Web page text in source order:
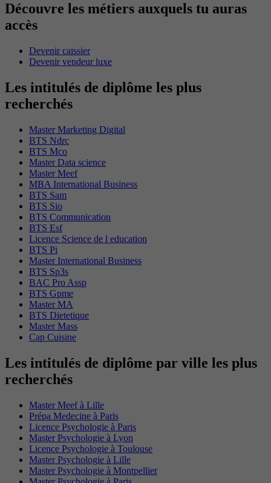
Découvre les métiers auxquels tu auras
accès
Devenir caissier
Devenir vendeur luxe
Les intitulés de diplôme les plus
recherchés
Master Marketing Digital
BTS Ndrc
BTS Mco
Master Data science
Master Meef
MBA International Business
BTS Sam
BTS Sio
BTS Communication
BTS Esf
Licence Science de l education
BTS Pi
Master International Business
BTS Sp3s
BAC Pro Assp
BTS Gpme
Master MA
BTS Dietetique
Master Mass
Cap Cuisine
Les intitulés de diplôme par ville les plus
recherchés
Master Meef à Lille
Prépa Medecine à Paris
Licence Psychologie à Paris
Master Psychologie à Lyon
Licence Psychologie à Toulouse
Master Psychologie à Lille
Master Psychologie à Montpellier